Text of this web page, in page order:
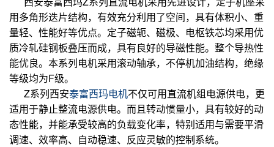
用多角形迭片结构，有效充分利用了空间，具有体积小、重
量轻、性能好等优点。定子磁轭、磁极、电枢铁芯均采用优
质冷轧硅钢板叠压而成，具有良好的导磁性能。整个导热性
能优良。本系列电机采用滚动轴承，不停机加油结构，绝缘
等级均为F级。
Z系列西安泰富西玛电机不仅可用直流机组电源供电，更
适用于静止整流电源供电。而且转动惯量小，具有较好的动
态性能，并能承受较高的负载变化率，特别适用与需要平滑
调速、效率高、自动稳速、反应灵敏的控制系统。